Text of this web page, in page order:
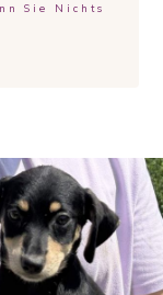
Sie Nichts